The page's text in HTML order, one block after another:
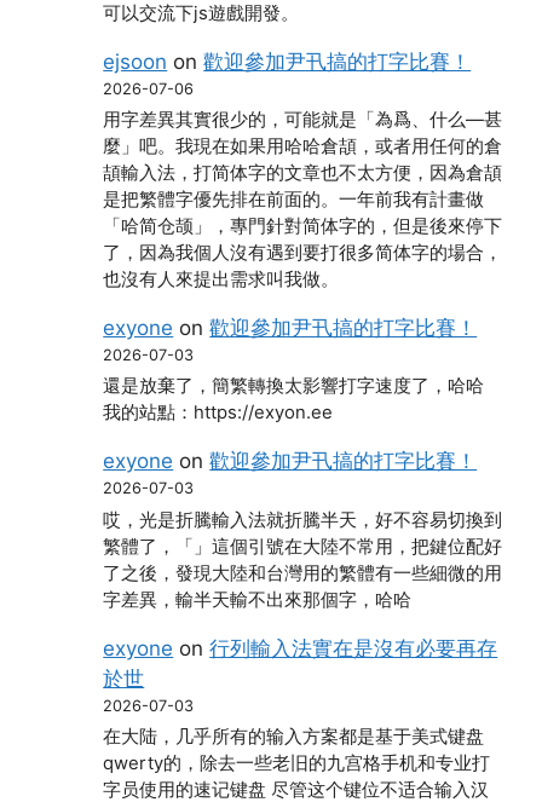
可以交流下js遊戲開發。
ejsoon on歡迎參加尹卂搞的打字比賽！
2026-07-06
用字差異其實很少的，可能就是「為爲、什么―甚
麼」吧。我現在如果用哈哈倉頡，或者用任何的倉
頡輸入法，打简体字的文章也不太方便，因為倉頡
是把繁體字優先排在前面的。一年前我有計畫做
「哈简仓颉」，專門針對简体字的，但是後來停下
了，因為我個人沒有遇到要打很多简体字的場合，
也沒有人來提出需求叫我做。
exyone on歡迎參加尹卂搞的打字比賽！
2026-07-03
還是放棄了，簡繁轉換太影響打字速度了，哈哈
我的站點：https://exyon.ee
exyone on歡迎參加尹卂搞的打字比賽！
2026-07-03
哎，光是折騰輸入法就折騰半天，好不容易切換到
繁體了，「」這個引號在大陸不常用，把鍵位配好
了之後，發現大陸和台灣用的繁體有一些細微的用
字差異，輸半天輸不出來那個字，哈哈
exyone on行列輸入法實在是沒有必要再存
於世
2026-07-03
在大陆，几乎所有的输入方案都是基于美式键盘
qwerty的，除去一些老旧的九宫格手机和专业打
字员使用的速记键盘 尽管这个键位不适合输入汉